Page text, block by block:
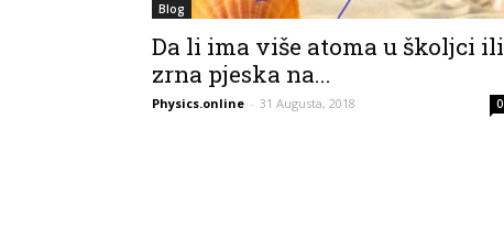
Blog
Da li ima više atoma u školjci ili
zrna pjeska na...
Physics.online - 31 Augusta, 2018 0